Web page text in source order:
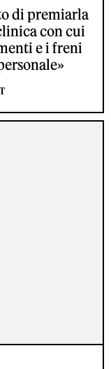
di premiarla
con cui
e i freni